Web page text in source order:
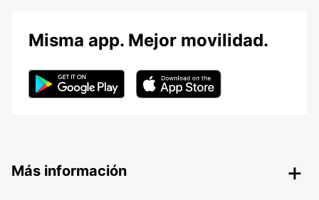
Misma app. Mejor movilidad.
Más información